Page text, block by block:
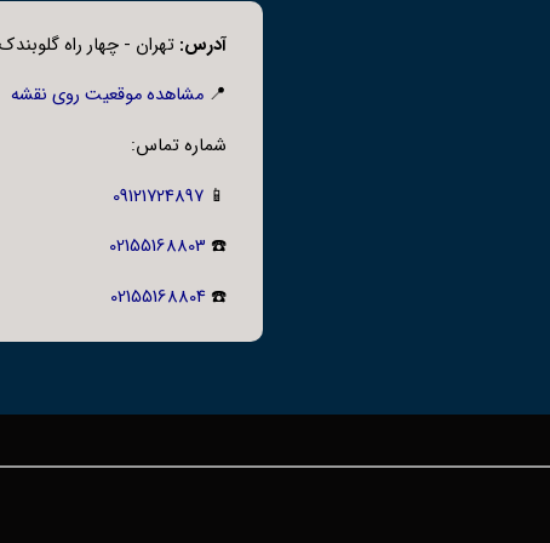
آدرس: تهران - چهار راه
📍 مشاهده موقعیت روی نقشه
شماره تماس:
📱
09121724897
☎️
02155168803
☎️
02155168804